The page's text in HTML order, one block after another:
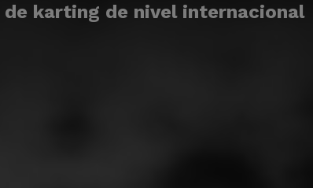
de karting de nivel internacional